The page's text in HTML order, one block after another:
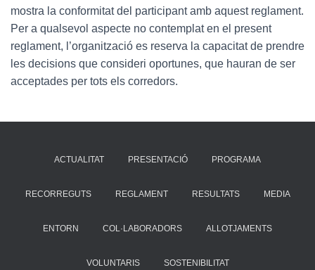
mostra la conformitat del participant amb aquest reglament.
Per a qualsevol aspecte no contemplat en el present
reglament, l’organització es reserva la capacitat de prendre
les decisions que consideri oportunes, que hauran de ser
acceptades per tots els corredors.
ACTUALITAT PRESENTACIÓ PROGRAMA
RECORREGUTS REGLAMENT RESULTATS MEDIA
ENTORN COL·LABORADORS ALLOTJAMENTS
VOLUNTARIS SOSTENIBILITAT